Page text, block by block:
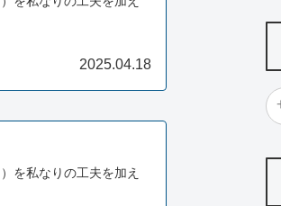
2025.04.18
を私なりの工夫を加え